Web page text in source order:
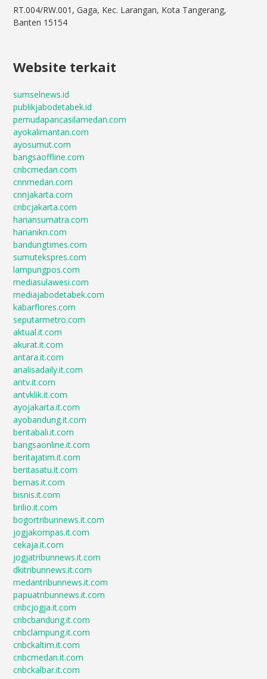
RT.004/RW.001, Gaga, Kec. Larangan, Kota Tangerang,
Banten 15154
Website terkait
sumselnews.id
publikjabodetabek.id
pemudapancasilamedan.com
ayokalimantan.com
ayosumut.com
bangsaoffline.com
cnbcmedan.com
cnnmedan.com
cnnjakarta.com
cnbcjakarta.com
hariansumatra.com
harianikn.com
bandungtimes.com
sumutekspres.com
lampungpos.com
mediasulawesi.com
mediajabodetabek.com
kabarflores.com
seputarmetro.com
aktual.it.com
akurat.it.com
antara.it.com
analisadaily.it.com
antv.it.com
antvklik.it.com
ayojakarta.it.com
ayobandung.it.com
beritabali.it.com
bangsaonline.it.com
beritajatim.it.com
beritasatu.it.com
bernas.it.com
bisnis.it.com
brilio.it.com
bogortribunnews.it.com
jogjakompas.it.com
cekaja.it.com
jogjatribunnews.it.com
dkitribunnews.it.com
medantribunnews.it.com
papuatribunnews.it.com
cnbcjogja.it.com
cnbcbandung.it.com
cnbclampung.it.com
cnbckaltim.it.com
cnbcmedan.it.com
cnbckalbar.it.com